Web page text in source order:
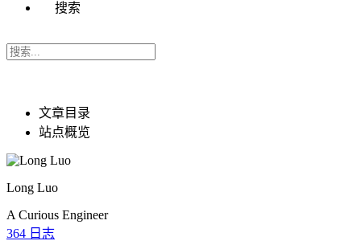
搜索
文章目录
站点概览
Long Luo
A Curious Engineer
364 日志